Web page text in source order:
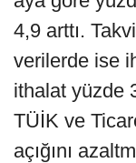
4,9 arttı.
verilerde ise
ithalat yüzde
TÜİK ve
açığını